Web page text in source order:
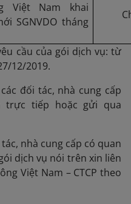
Việt Nam khai
SGNVDO tháng
cầu của gói dịch vụ: từ
12/2019.
đối tác, nhà cung cấp
trực tiếp hoặc gửi qua
nhà cung cấp có quan
dịch vụ nói trên xin liên
Việt Nam – CTCP theo